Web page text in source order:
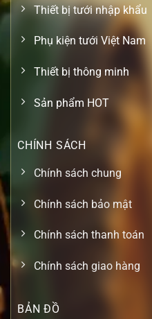
Thiết bị tưới nhập khẩu
Phụ kiện tưới Việt Nam
Thiết bị thông minh
Sản phẩm HOT
CHÍNH SÁCH
Chính sách chung
Chính sách bảo mật
Chính sách thanh toán
Chính sách giao hàng
BẢN ĐỒ